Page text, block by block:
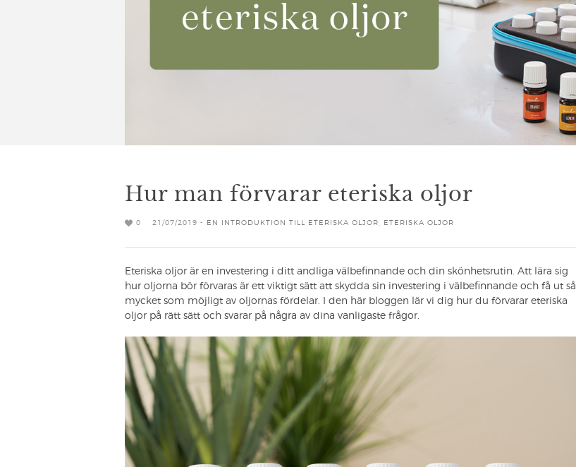
Hur man förvarar eteriska oljor
0 21/07/2019 - EN INTRODUKTION TILL ETERISKA OLJOR ETERISKA OLJOR
Eteriska oljor är en investering i ditt andliga välbefinnande och din skönhetsrutin. Att lära sig
hur oljorna bör förvaras är ett viktigt sätt att skydda sin investering i välbefinnande och få ut så
mycket som möjligt av oljornas fördelar. I den här bloggen lär vi dig hur du förvarar eteriska
oljor på rätt sätt och svarar på några av dina vanligaste frågor.